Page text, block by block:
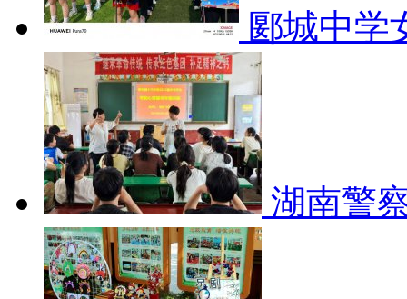
郾城中学
湖南警